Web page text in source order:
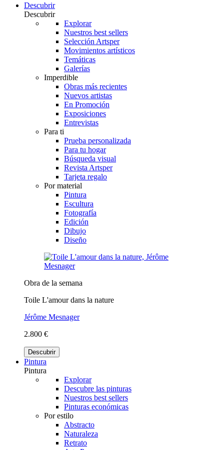
Descubrir
Descubrir
Explorar
Nuestros best sellers
Selección Artsper
Movimientos artísticos
Temáticas
Galerías
Imperdible
Obras más recientes
Nuevos artistas
En Promoción
Exposiciones
Entrevistas
Para ti
Prueba personalizada
Para tu hogar
Búsqueda visual
Revista Artsper
Tarjeta regalo
Por material
Pintura
Escultura
Fotografía
Edición
Dibujo
Diseño
Obra de la semana
Toile L'amour dans la nature
Jérôme Mesnager
2.800 €
Descubrir
Pintura
Pintura
Explorar
Descubre las pinturas
Nuestros best sellers
Pinturas económicas
Por estilo
Abstracto
Naturaleza
Retrato